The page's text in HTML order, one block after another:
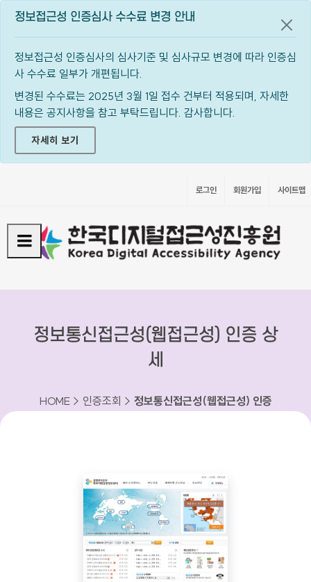
정보접근성 인증심사 수수료 변경 안내
정보접근성 인증심사의 심사기준 및 심사규모 변경에 따라 인증심
사 수수료 일부가 개편됩니다.
변경된 수수료는 2025년 3월 1일 접수 건부터 적용되며, 자세한
내용은 공지사항을 참고 부탁드립니다. 감사합니다.
자세히 보기
공지
로그인 회원가입 사이트맵
정보통신접근성(웹접근성) 인증 상
세
HOME > 인증조회 > 정보통신접근성(웹접근성) 인증